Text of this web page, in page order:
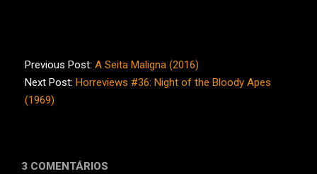
11-
04
Previous Post: A Seita Maligna (2016)
Next Post: Horreviews #36: Night of the Bloody Apes
(1969)
3 COMENTÁRIOS